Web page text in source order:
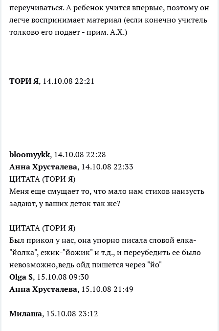
переучиваться. А ребенок учится впервые, поэтому он
легче воспринимает материал (если конечно учитель
толково его подает - прим. А.Х.)
ТОРИ Я, 14.10.08 22:21
bloomyykk, 14.10.08 22:28
Анна Хрусталева, 14.10.08 22:33
ЦИТАТА (ТОРИ Я)
Меня еще смущает то, что мало нам стихов наизусть
задают, у ваших деток так же?
ЦИТАТА (ТОРИ Я)
Был прикол у нас, она упорно писала словой елка-
"йолка", ежик-"йожик" и т.д., и переубедить ее было
невозможно,ведь ойд пишется через "йо"
Olga S, 15.10.08 09:30
Анна Хрусталева, 15.10.08 21:49
Милаша, 15.10.08 23:12